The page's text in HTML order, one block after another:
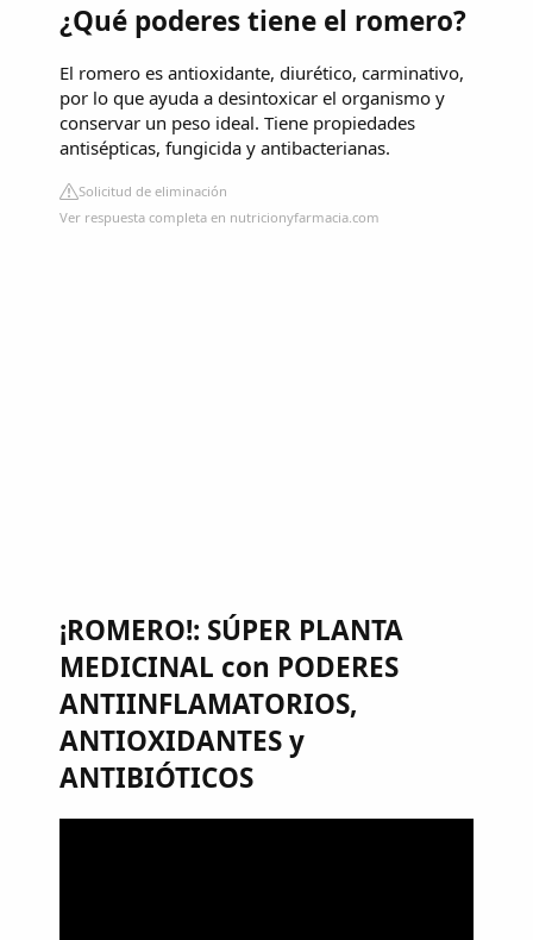
¿Qué poderes tiene el romero?
El romero es antioxidante, diurético, carminativo,
por lo que ayuda a desintoxicar el organismo y
conservar un peso ideal. Tiene propiedades
antisépticas, fungicida y antibacterianas.
Solicitud de eliminación
Ver respuesta completa en nutricionyfarmacia.com
¡ROMERO!: SÚPER PLANTA
MEDICINAL con PODERES
ANTIINFLAMATORIOS,
ANTIOXIDANTES y
ANTIBIÓTICOS